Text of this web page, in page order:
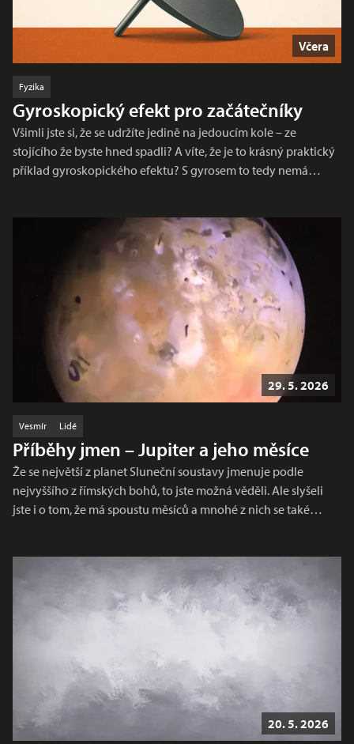
Včera
Fyzika
Gyroskopický efekt pro začátečníky
Všimli jste si, že se udržíte jedině na jedoucím kole – ze
stojícího že byste hned spadli? A víte, že je to krásný praktický
příklad gyroskopického efektu? S gyrosem to tedy nemá…
29. 5. 2026
Vesmír Lidé
Příběhy jmen – Jupiter a jeho měsíce
Že se největší z planet Sluneční soustavy jmenuje podle
nejvyššího z římských bohů, to jste možná věděli. Ale slyšeli
jste i o tom, že má spoustu měsíců a mnohé z nich se také…
20. 5. 2026